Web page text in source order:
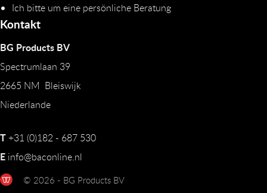
Ich bitte um eine persönliche Beratung
Kontakt
BG Products BV
Spectrumlaan 39
2665 NM Bleiswijk
Niederlande
T+31 (0)182 - 687 530
E info@baconline.nl
© 2026 - BG Products BV